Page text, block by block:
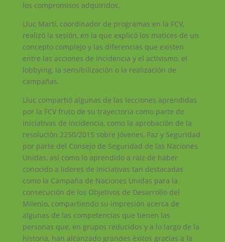
los compromisos adquiridos.
Lluc Martí, coordinador de programas en la FCV,
realizó la sesión, en la que explicó los matices de un
concepto complejo y las diferencias que existen
entre las acciones de incidencia y el activismo, el
lobbying, la sensibilización o la realización de
campañas.
Lluc compartió algunas de las lecciones aprendidas
por la FCV fruto de su trayectoria como parte de
iniciativas de incidencia, como la aprobación de la
resolución 2250/2015 sobre Jóvenes, Paz y Seguridad
por parte del Consejo de Seguridad de las Naciones
Unidas, así como lo aprendido a raíz de haber
conocido a líderes de iniciativas tan destacadas
como la Campaña de Naciones Unidas para la
consecución de los Objetivos de Desarrollo del
Milenio, compartiendo su impresión acerca de
algunas de las competencias que tienen las
personas que, en grupos reducidos y a lo largo de la
historia, han alcanzado grandes éxitos gracias a la